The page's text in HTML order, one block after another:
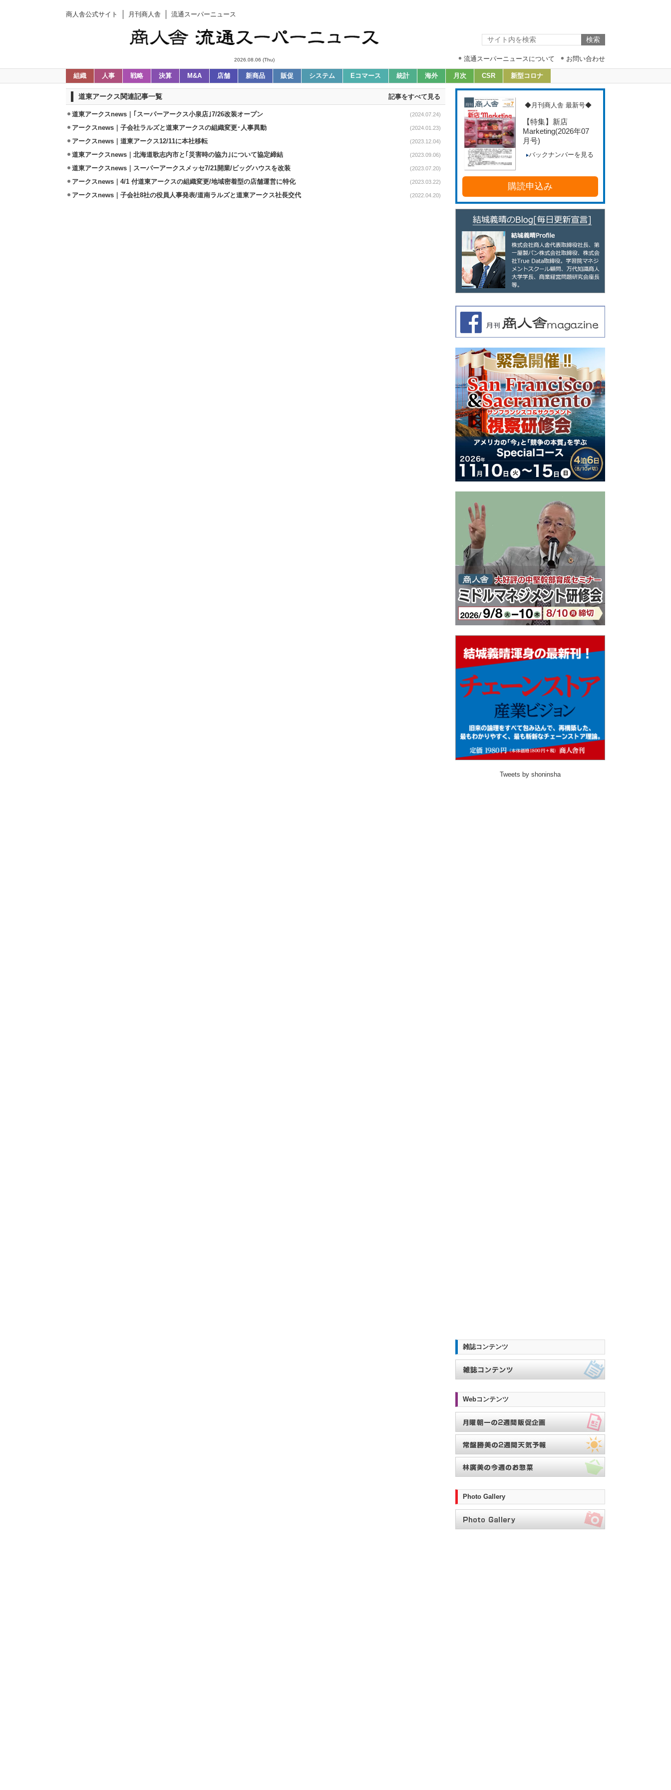
商人舎公式サイト 月刊商人舎 流通スーパーニュース
2026.08.06 (Thu) 流通スーパーニュースについて お問い合わせ
組織 人事 戦略 決算 M&A 店舗 新商品 販促 システム Eコマース 統計 海外 月次 CSR 新型コロナ
道東アークス関連記事一覧 記事をすべて見る
道東アークスnews｜｢スーパーアークス小泉店｣7/26改装オープン (2024.07.24)
アークスnews｜子会社ラルズと道東アークスの組織変更･人事異動 (2024.01.23)
アークスnews｜道東アークス12/11に本社移転 (2023.12.04)
道東アークスnews｜北海道歌志内市と｢災害時の協力｣について協定締結 (2023.09.06)
道東アークスnews｜スーパーアークスメッセ7/21開業/ビッグハウスを改装 (2023.07.20)
アークスnews｜4/1 付道東アークスの組織変更/地域密着型の店舗運営に特化 (2023.03.22)
アークスnews｜子会社8社の役員人事発表/道南ラルズと道東アークス社長交代 (2022.04.20)
◆月刊商人舎 最新号◆
【特集】新店
Marketing(2026年07
月号)
バックナンバーを見る
購読申込み
Tweets by shoninsha
雑誌コンテンツ
Webコンテンツ
Photo Gallery